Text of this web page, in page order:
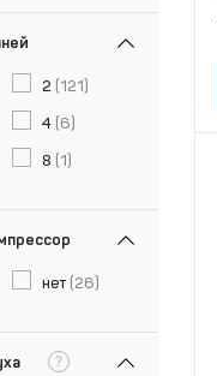
2 (121)
4 (6)
8 (1)
нет (26)
?